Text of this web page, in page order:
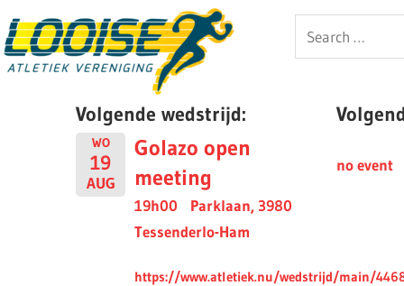
to
content
Looise
Search
for:
Volgende wedstrijd:
WO
19
AUG
Golazo open
meeting
19h00
Parklaan, 3980
Tessenderlo-Ham
https://www.atletiek.nu/wedstrijd/main/
no event